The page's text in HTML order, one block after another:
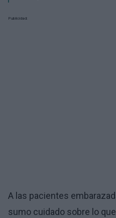
Publicidad:
A las pacientes
sumo cuidado sobre lo